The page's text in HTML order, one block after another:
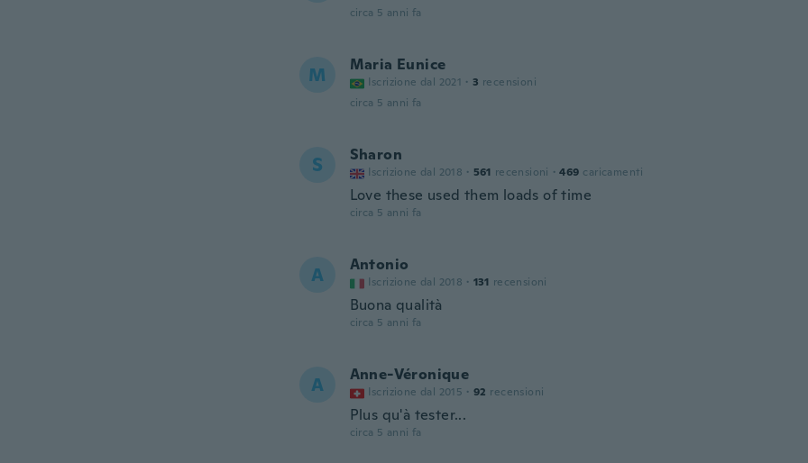
circa 5 anni fa
M Maria Eunice
Iscrizione dal 2021 · 3 recensioni
circa 5 anni fa
S Sharon
Iscrizione dal 2018 · 561 recensioni · 469 caricamenti
Love these used them loads of time
circa 5 anni fa
A Antonio
Iscrizione dal 2018 · 131 recensioni
Buona qualità
circa 5 anni fa
A Anne-Véronique
Iscrizione dal 2015 · 92 recensioni
Plus qu'à tester...
circa 5 anni fa